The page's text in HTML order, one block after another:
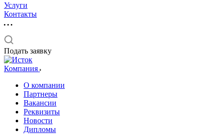
Услуги
Контакты
Подать заявку
Компания
О компании
Партнеры
Вакансии
Реквизиты
Новости
Дипломы